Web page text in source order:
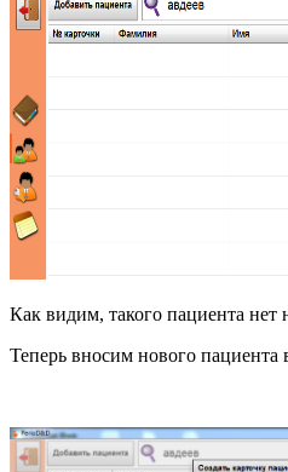
Как видим, такого пациента нет
Теперь вносим нового пациента